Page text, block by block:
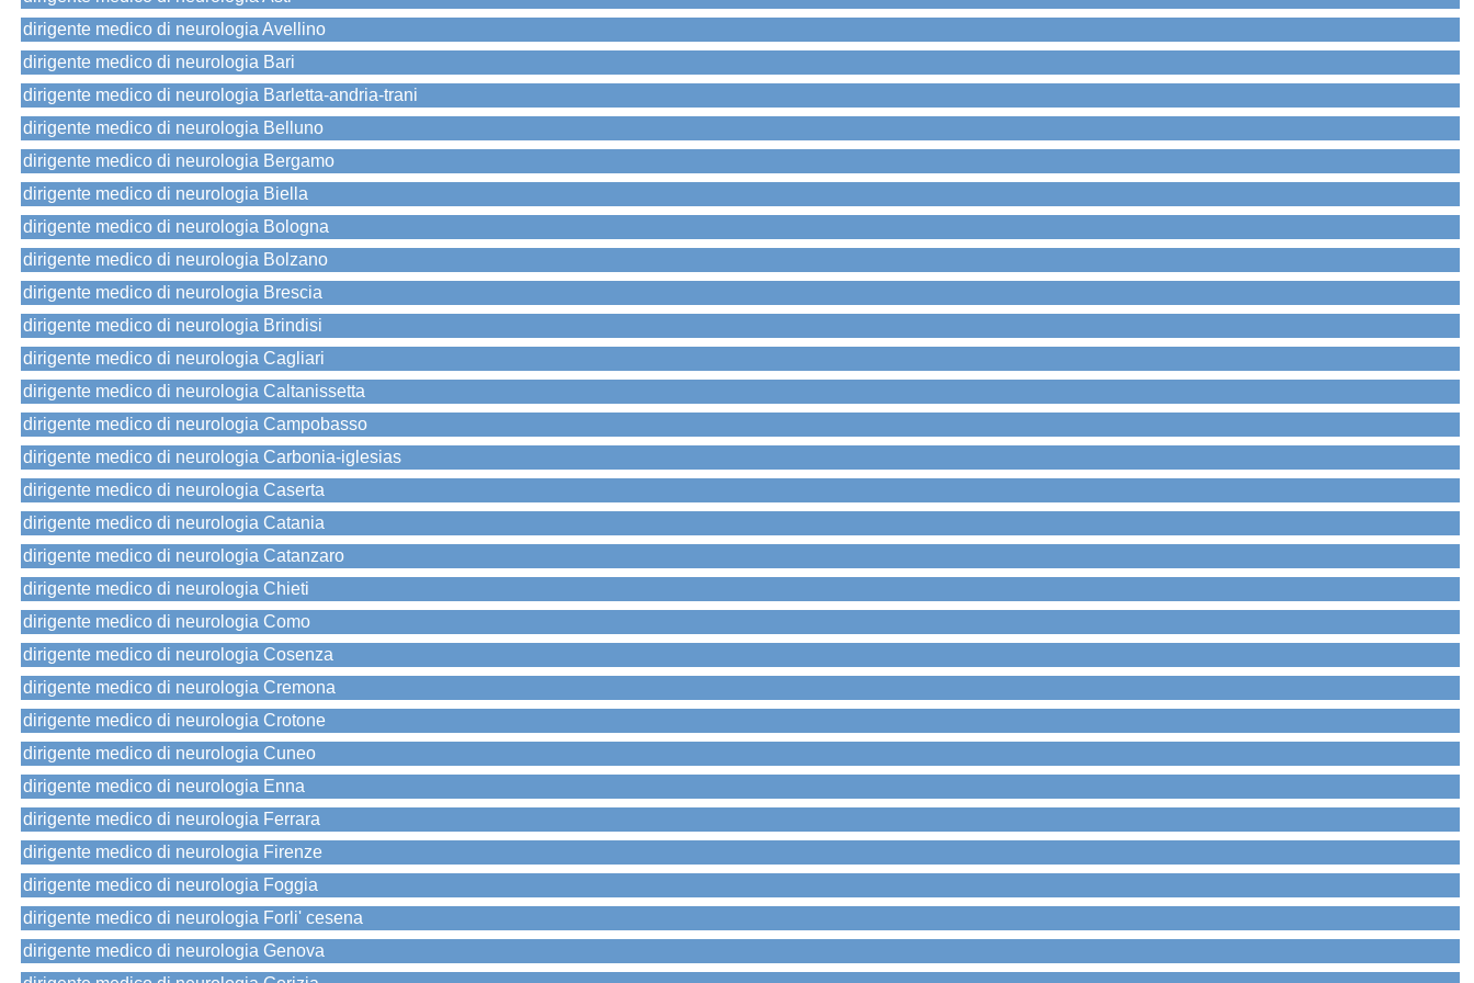
dirigente medico di neurologia Avellino
dirigente medico di neurologia Bari
dirigente medico di neurologia Barletta-andria-trani
dirigente medico di neurologia Belluno
dirigente medico di neurologia Bergamo
dirigente medico di neurologia Biella
dirigente medico di neurologia Bologna
dirigente medico di neurologia Bolzano
dirigente medico di neurologia Brescia
dirigente medico di neurologia Brindisi
dirigente medico di neurologia Cagliari
dirigente medico di neurologia Caltanissetta
dirigente medico di neurologia Campobasso
dirigente medico di neurologia Carbonia-iglesias
dirigente medico di neurologia Caserta
dirigente medico di neurologia Catania
dirigente medico di neurologia Catanzaro
dirigente medico di neurologia Chieti
dirigente medico di neurologia Como
dirigente medico di neurologia Cosenza
dirigente medico di neurologia Cremona
dirigente medico di neurologia Crotone
dirigente medico di neurologia Cuneo
dirigente medico di neurologia Enna
dirigente medico di neurologia Ferrara
dirigente medico di neurologia Firenze
dirigente medico di neurologia Foggia
dirigente medico di neurologia Forli' cesena
dirigente medico di neurologia Genova